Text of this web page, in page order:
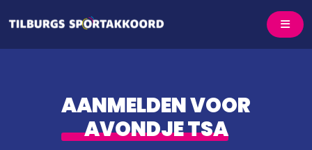
AANMELDEN VOOR
AVONDJE TSA